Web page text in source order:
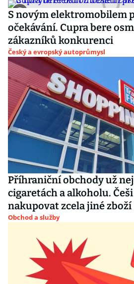
S novým elektromobilem
očekávání. Cupra bere
zákazníků konkurenci
Český a evropský autoprůmysl
Příhraniční obchody už
cigaretách a alkoholu.
nakupovat zcela jiné zboží
Obchod a služby